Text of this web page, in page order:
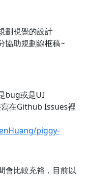
劃視覺的設計
協助規劃線框稿~
bug或是UI
在Github Issues裡
piggy-
會比較充裕，目前以